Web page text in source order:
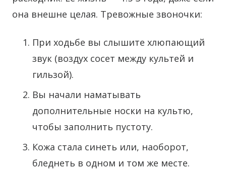
она внешне целая. Тревожные звоночки:
При ходьбе вы слышите хлюпающий
звук (воздух сосет между культей и
гильзой).
Вы начали наматывать
дополнительные носки на культю,
чтобы заполнить пустоту.
Кожа стала синеть или, наоборот,
бледнеть в одном и том же месте.